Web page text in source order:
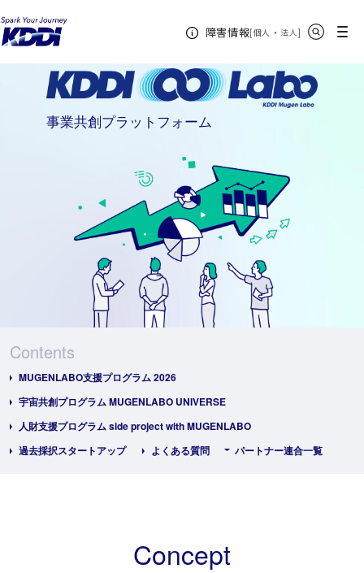
障害情報[個人 ・ 法人新規ウィンドウ
]
メニュー
KDDIホーム
事業共創プラットフォーム
Contents
MUGENLABO支援プログラム 2026
宇宙共創プログラム MUGENLABO UNIVERSE
人財支援プログラム side project with MUGENLABO
過去採択スタートアップ
よくある質問 パートナー連合一覧
Concept